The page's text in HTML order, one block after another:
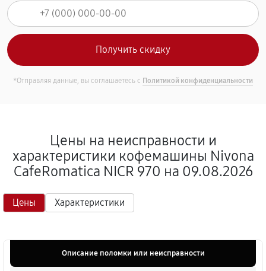
*Отправляя данные, вы соглашаетесь с Политикой конфиденциальности
Цены на неисправности и
характеристики кофемашины Nivona
CafeRomatica NICR 970 на 09.08.2026
Цены Характеристики
Описание поломки или неисправности